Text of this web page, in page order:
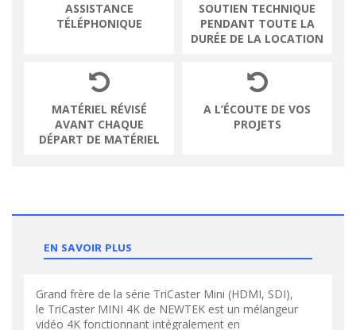
ASSISTANCE
TÉLÉPHONIQUE
SOUTIEN TECHNIQUE
PENDANT TOUTE LA
DURÉE DE LA LOCATION
MATÉRIEL RÉVISÉ
AVANT CHAQUE
DÉPART DE MATÉRIEL
A L’ÉCOUTE DE VOS
PROJETS
EN SAVOIR PLUS
Grand frère de la série TriCaster Mini (HDMI, SDI),
le TriCaster MINI 4K de NEWTEK est un mélangeur
vidéo 4K fonctionnant intégralement en